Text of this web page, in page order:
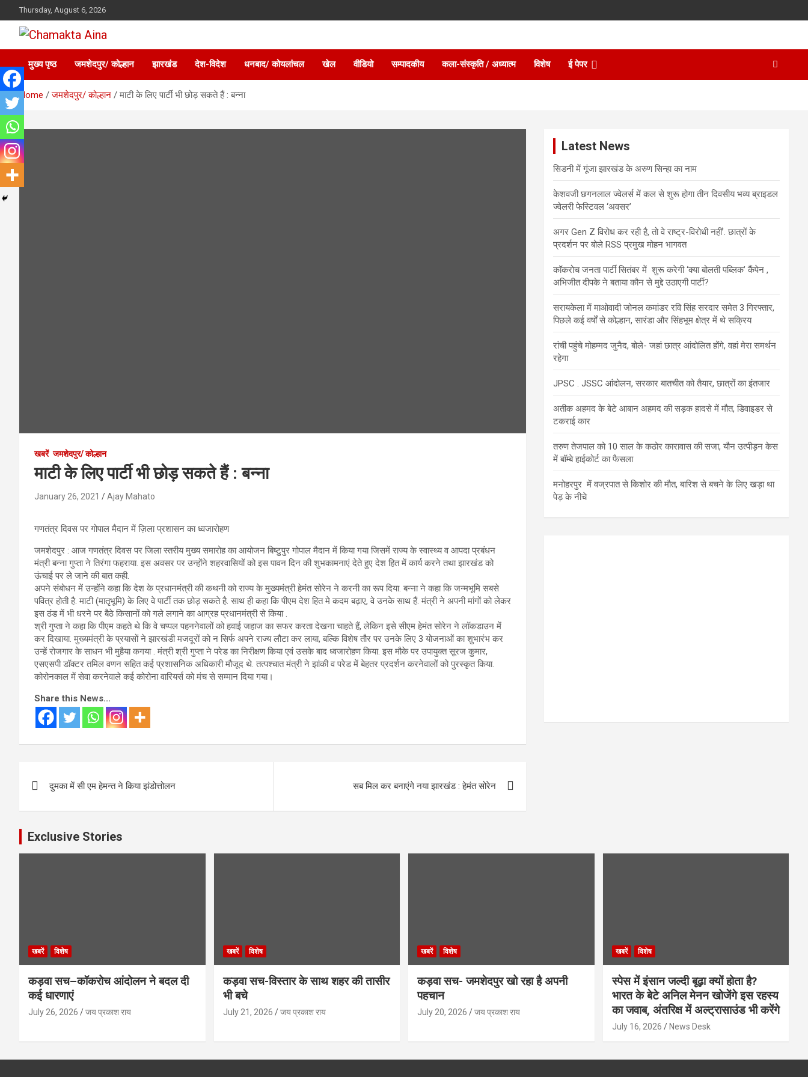
to
content
Thursday, August 6, 2026
Chamakta Aina
Hindi News Paper – Jharkhand
मुख्य पृष्ठ
जमशेदपुर/ कोल्हान झारखंड देश-विदेश धनबाद/ कोयलांचल खेल वीडियो सम्पादकीय कला-संस्कृति / अध्यात्म विशेष ई पेपर
Home जमशेदपुर/ कोल्हान माटी के लिए पार्टी भी छोड़ सकते हैं : बन्ना
खबरें जमशेदपुर/ कोल्हान
माटी के लिए पार्टी भी छोड़ सकते हैं : बन्ना
January 26, 2021 Ajay Mahato
गणतंत्र दिवस पर गोपाल मैदान में ज़िला प्रशासन का ध्वजारोहण
जमशेदपुर : आज गणतंत्र दिवस पर जिला स्तरीय मुख्य समारोह का आयोजन बिष्टुपुर गोपाल मैदान में किया गया जिसमें राज्य के स्वास्थ्य व आपदा प्रबंधन
मंत्री बन्ना गुप्ता ने तिरंगा फहराया. इस अवसर पर उन्होंने शहरवासियों को इस पावन दिन की शुभकामनाएं देते हुए देश हित में कार्य करने तथा झारखंड को
ऊंचाई पर ले जाने की बात कही.
अपने संबोधन में उन्होंने कहा कि देश के प्रधानमंत्री की कथनी को राज्य के मुख्यमंत्री हेमंत सोरेन ने करनी का रूप दिया. बन्ना ने कहा कि जन्मभूमि सबसे
पवित्र होती है. माटी (मातृभूमि) के लिए वे पार्टी तक छोड़ सकते है. साथ ही कहा कि पीएम देश हित मे कदम बढ़ाए, वे उनके साथ हैं. मंत्री ने अपनी मांगों को लेकर
इस ठंड में भी धरने पर बैठे किसानों को गले लगाने का आग्रह प्रधानमंत्री से किया .
श्री गुप्ता ने कहा कि पीएम कहते थे कि वे चप्पल पहननेवालों को हवाई जहाज का सफर करता देखना चाहते हैं, लेकिन इसे सीएम हेमंत सोरेन ने लॉकडाउन में
कर दिखाया. मुख्यमंत्री के प्रयासों ने झारखंडी मजदूरों को न सिर्फ अपने राज्य लौटा कर लाया, बल्कि विशेष तौर पर उनके लिए 3 योजनाओं का शुभारंभ कर
उन्हें रोजगार के साधन भी मुहैया कगया . मंत्री श्री गुप्ता ने परेड का निरीक्षण किया एवं उसके बाद ध्वजारोहण किया. इस मौके पर उपायुक्त सूरज कुमार,
एसएसपी डॉक्टर तमिल वणन सहित कई प्रशासनिक अधिकारी मौजूद थे. तत्पश्चात मंत्री ने झांकी व परेड में बेहतर प्रदर्शन करनेवालों को पुरस्कृत किया.
कोरोनकाल में सेवा करनेवाले कई कोरोना वारियर्स को मंच से सम्मान दिया गया।
Share this News...
navigation
दुमका में सी एम हेमन्त ने किया झंडोत्तोलन सब मिल कर बनाएंगे नया झारखंड : हेमंत सोरेन
Latest News
सिडनी में गूंजा झारखंड के अरुण सिन्हा का नाम
केशवजी छगनलाल ज्वेलर्स में कल से शुरू होगा तीन दिवसीय भव्य ब्राइडल
ज्वेलरी फेस्टिवल ‘अवसर’
अगर Gen Z विरोध कर रही है, तो वे राष्ट्र-विरोधी नहीं’. छात्रों के
प्रदर्शन पर बोले RSS प्रमुख मोहन भागवत
कॉकरोच जनता पार्टी सितंबर में शुरू करेगी ‘क्या बोलती पब्लिक’ कैंपेन ,
अभिजीत दीपके ने बताया कौन से मुद्दे उठाएगी पार्टी?
सरायकेला में माओवादी जोनल कमांडर रवि सिंह सरदार समेत 3 गिरफ्तार,
पिछले कई वर्षों से कोल्हान, सारंडा और सिंहभूम क्षेत्र में थे सक्रिय
रांची पहुंचे मोहम्मद जुनैद, बोले- जहां छात्र आंदोलित होंगे, वहां मेरा समर्थन
रहेगा
JPSC . JSSC आंदोलन, सरकार बातचीत को तैयार, छात्रों का इंतजार
अतीक अहमद के बेटे आबान अहमद की सड़क हादसे में मौत, डिवाइडर से
टकराई कार
तरुण तेजपाल को 10 साल के कठोर कारावास की सजा, यौन उत्पीड़न केस
में बॉम्बे हाईकोर्ट का फैसला
मनोहरपुर में वज्रपात से किशोर की मौत, बारिश से बचने के लिए खड़ा था
पेड़ के नीचे
Exclusive Stories
खबरें विशेष
कड़वा सच–कॉकरोच आंदोलन ने बदल दी
कई धारणाएं
July 26, 2026 जय प्रकाश राय
खबरें विशेष
कड़वा सच-विस्तार के साथ शहर की तासीर
भी बचे
July 21, 2026 जय प्रकाश राय
खबरें विशेष
कड़वा सच- जमशेदपुर खो रहा है अपनी
पहचान
July 20, 2026 जय प्रकाश राय
खबरें विशेष
स्पेस में इंसान जल्दी बूढ़ा क्यों होता है?
भारत के बेटे अनिल मेनन खोजेंगे इस रहस्य
का जवाब, अंतरिक्ष में अल्ट्रासाउंड भी करेंगे
July 16, 2026 News Desk